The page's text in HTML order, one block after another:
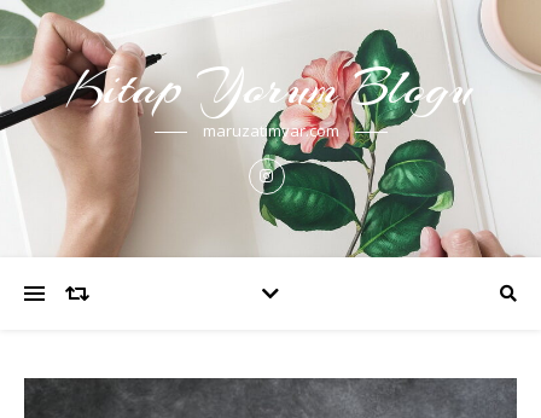
Kitap Yorum Blogu
maruzatimvar.com